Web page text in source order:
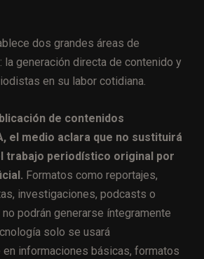
dos grandes áreas de
la generación directa de contenido y
en su labor cotidiana.
de contenidos
el medio aclara que no sustituirá
trabajo periodístico original por
Formatos como reportajes,
investigaciones, podcasts o
podrán generarse íntegramente
solo se usará
informaciones básicas, formatos